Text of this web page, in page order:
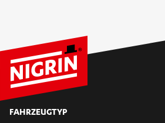
FAHRZEUGTYP